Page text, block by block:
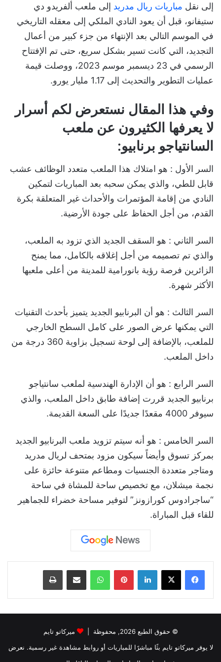
إلى نقل مباريات ريال مدريد إلى ملعب ألفريدو دي
ستيفانو، قبل أن يعود النادي الملكي إلى معقله التاريخي
في الموسم التالي بعد الإنتهاء من جزء كبير من أعمال
التجديد، التي كانت تسير بشكل سريع، حتى تم الإفتتاح
الرسمي في 23 ديسمبر موسم 2023، ووصلت قيمة
عمليات التطوير والتحديث إلى 1.17 مليار يورو.
وفي هذا المقال نستعرض لكم أسرار
لا يعرفها الكثيرون عن ملعب
السانتياجو برنابيو:
السر الأول : هو امتلاك هذا الملعب متعدد الوظائف عشب
قابل للطي، والذي يمكن سحبه بعد المباريات لتمكين
النادي من إقامة المؤتمرات والأحداث غير المتعلقة بكرة
القدم، من أجل الحفاظ على جودة الأرضية.
السر الثاني : هو السقف الجديد الذي تزود به الملعب،
والذي تم تصميمه من أجل إغلاقه بالكامل، مما يمنح
الزائرين فرصة رؤية بانورامية للمدينة من أعلى ملعبها
الأكثر شهرة.
السر الثالث : هو أن البرنابيو الجديد يتميز بأحدث التقنيات
التي يمكنها عرض الصور على كامل السطح الخارجي
للملعب، بالإضافة إلى لوحة تسجيل بزاوية 360 درجة من
داخل الملعب.
السر الرابع : هو أن الإدارة الهندسية لملعب سانتياجو
برنابيو الجديد قررت إضافة طابق داخل الملعب، والذي
سيوفر 4000 مقعدًا جديدًا على السعة القديمة.
السر الخامس : هو أنه سيتم تزويد ملعب البرنابيو الجديد
بمركز تسوق وأيضاً سيكون مزود بمتحف لريال مدريد
ومتاجر متعددة الجنسيات ومطاعم متنوعة حائزة على
نجمة ميشلان، مع تخصيص ساحة للمشاة في ساحة
“ساجرادوس كورازونز” لتوفير مساحة خضراء للجماهير
للقاء قبل المباراة.
لينكدإن بينتيريست واتساب
© حقوق الطبع 2026, محفوظة |
ميركاتو تايم
لا يوفر ميركاتو تايم بثًا مباشرًا للمباريات أو روابط مشاهدة غير رسمية. نعرض